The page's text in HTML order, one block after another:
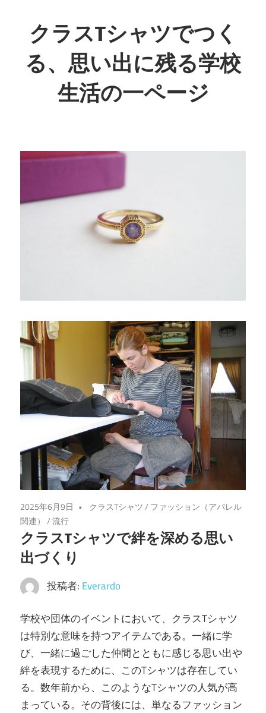
ン
プ
クラスTシャツでつく
る、思い出に残る学校
生活の一ページ
ひ
に、
出
を
形
に
よ
う！
2025年6月9日 クラスTシャツ/ ファッション（アパレル
関連） /流行
クラスTシャツで絆を深める思い
出づくり
投稿者: Everardo
学校や団体のイベントにおいて、クラスTシャツ
は特別な意味を持つアイテムである。 一緒に学
び、一緒に過ごした仲間とともに感じる思い出や
絆を表現するために、このTシャツは存在してい
る。数年前から、このようなTシャツの人気が高
まっている。その背後には、単なるファッション